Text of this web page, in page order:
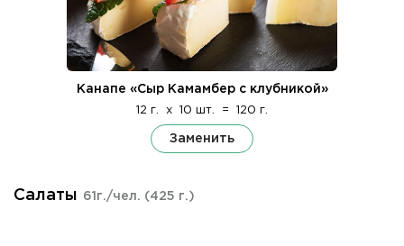
Канапе «Сыр Камамбер с клубникой»
12 г. x 10 шт. = 120 г.
Заменить
Салаты 61г./чел. (425 г.)